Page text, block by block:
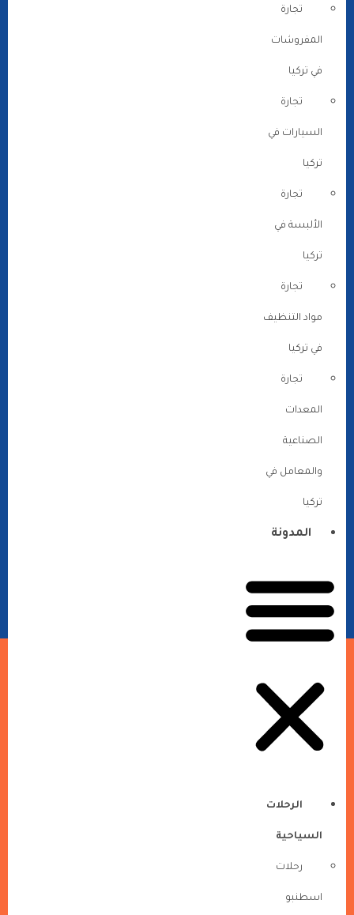
تجارة
المفروشات
في تركيا
تجارة
السيارات في
تركيا
تجارة
الألبسة في
تركيا
تجارة
مواد التنظيف
في تركيا
تجارة
المعدات
الصناعية
والمعامل في
تركيا
المدونة
الرحلات
السياحية
رحلات
اسطنبو